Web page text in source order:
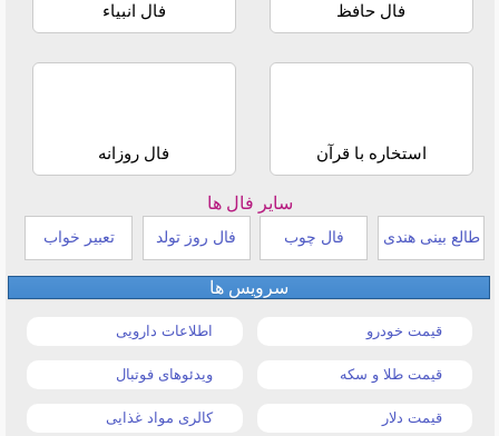
فال حافظ فال انبیاء
استخاره با قرآن فال روزانه
سایر فال ها
طالع بینی هندی فال چوب فال روز تولد تعبیر خواب
سرویس ها
قیمت خودرو اطلاعات دارویی
قیمت طلا و سکه ویدئوهای فوتبال
قیمت دلار کالری مواد غذایی